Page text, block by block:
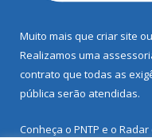
Muito mais que criar site ou
Realizamos uma
contrato que todas as
pública serão atendidas.
Conheça o PNTP e o Radar